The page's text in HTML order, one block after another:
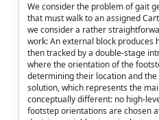
We consider the problem of gait
that must walk to an assigned
we consider a rather
work: An external block produces
then tracked by a double-stage
where the orientation of the
determining their location and
solution, which represents the
conceptually different: no high-
footstep orientations are chosen